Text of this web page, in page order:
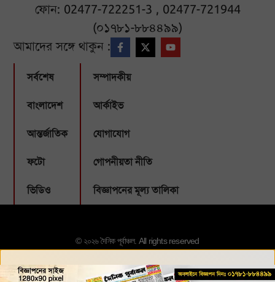
ফোন: 02477-722251-3 , 02477-721944
(০১৭৮১-৮৮৪৪৯৯)
আমাদের সঙ্গে থাকুন :
সর্বশেষ
বাংলাদেশ
আন্তর্জাতিক
ফটো
ভিডিও
সম্পাদকীয়
আর্কাইভ
যোগাযোগ
গোপনীয়তা নীতি
বিজ্ঞাপনের মূল্য তালিকা
© ২০২৬ দৈনিক পূর্বাঞ্চল. All rights reserved